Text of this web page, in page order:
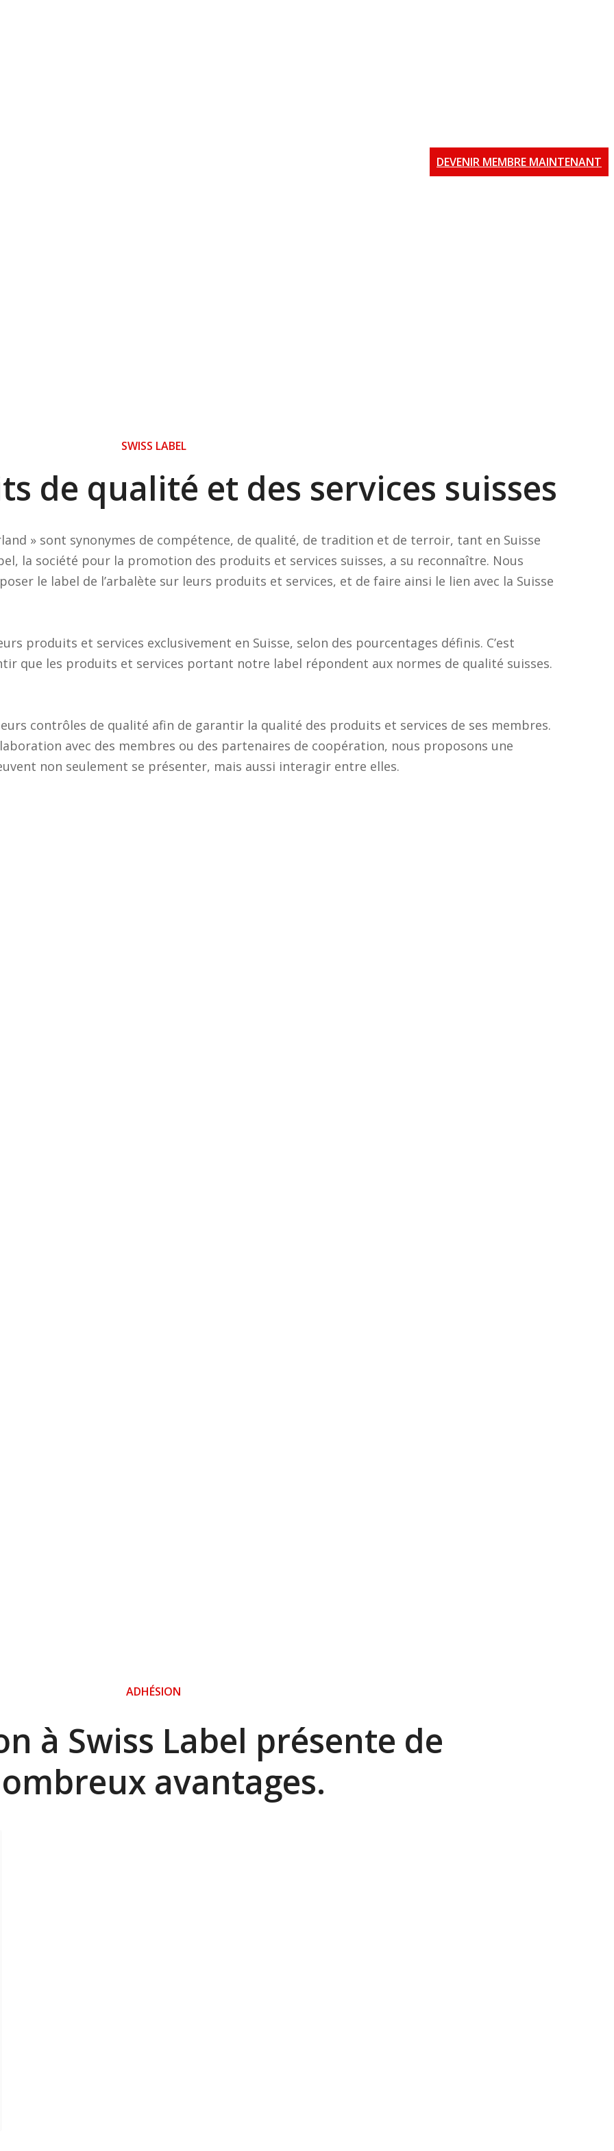
DEVENIR MEMBRE MAINTENANT
SWISS LABEL
de qualité et des services suisses
» sont synonymes de compétence, de qualité, de tradition et de terroir, tant en Suisse
la société pour la promotion des produits et services suisses, a su reconnaître. Nous
le label de l’arbalète sur leurs produits et services, et de faire ainsi le lien avec la Suisse
produits et services exclusivement en Suisse, selon des pourcentages définis. C’est
que les produits et services portant notre label répondent aux normes de qualité suisses.
contrôles de qualité afin de garantir la qualité des produits et services de ses membres.
avec des membres ou des partenaires de coopération, nous proposons une
non seulement se présenter, mais aussi interagir entre elles.
ADHÉSION
à Swiss Label présente de
avantages.